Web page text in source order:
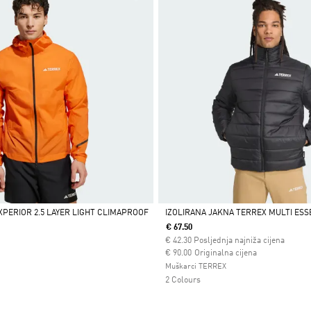
2.5 LAYER LIGHT CLIMAPROOF
Da
IZOLIRANA JAKNA TERREX MULTI
€ 67.50
€ 42.30 Posljednja najniža cijena
Originalna cijena
Cijena umanjena od
€ 90.00za
Muškarci TERREX
2 Colours